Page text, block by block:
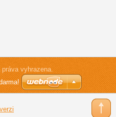
vyhrazena.